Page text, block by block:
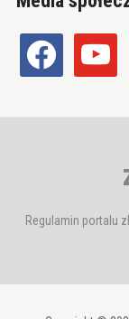
facebook youtube
Regulamin portalu